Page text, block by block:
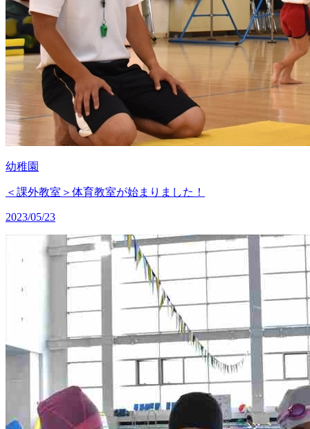
幼稚園
＜課外教室＞体育教室が始まりました！
2023/05/23